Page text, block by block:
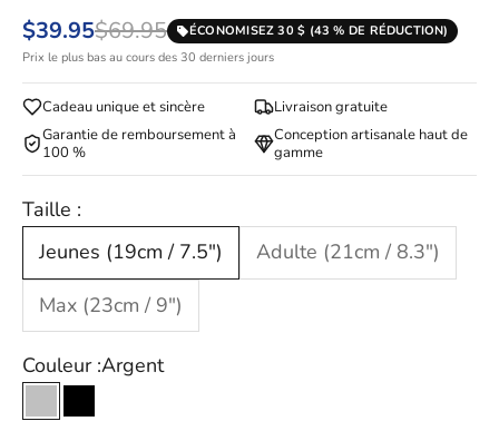
$39.95$69.95
ÉCONOMISEZ 30 $ (43 % DE RÉDUCTION)
Prix le plus bas au cours des 30 derniers jours
Cadeau unique et sincère
Livraison gratuite
Garantie de remboursement à
100 %
Conception artisanale haut de
gamme
Taille :
Jeunes (19cm / 7.5")
Adulte (21cm / 8.3")
Max (23cm / 9")
Couleur :Argent
Argent
Noir